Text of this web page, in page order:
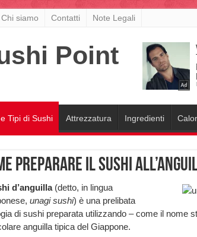
Chi siamo Contatti Note Legali
Tipi di Sushi Attrezzatura Ingredienti
preparare il sushi
d’anguilla(detto, in lingua
unagi sushi) è una prelibata
di sushi preparata utilizzando – come il nome
anguilla tipica del Giappone.